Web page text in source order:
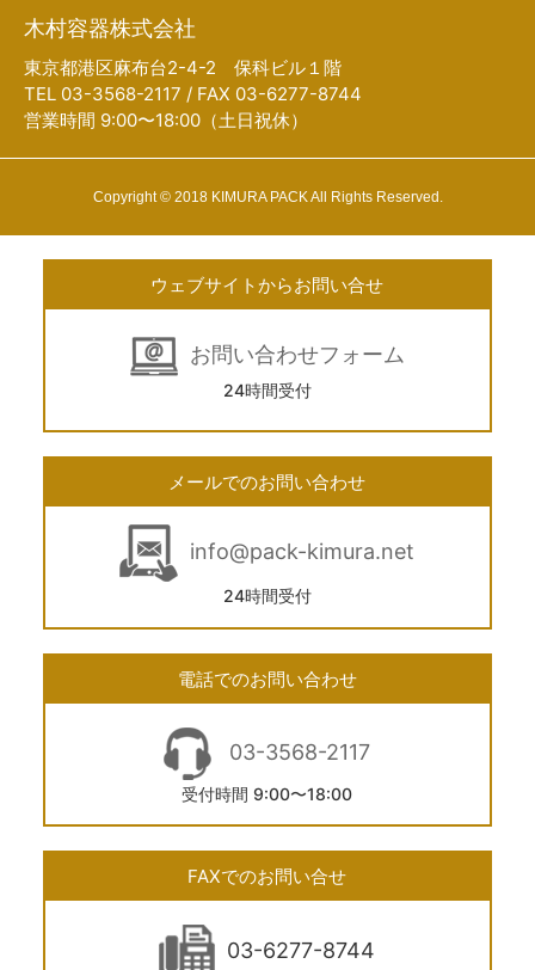
木村容器株式会社
東京都港区麻布台2-4-2 保科ビル１階
TEL 03-3568-2117 / FAX 03-6277-8744
営業時間 9:00〜18:00（土日祝休）
Copyright © 2018 KIMURA PACK All Rights Reserved.
ウェブサイトからお問い合せ
お問い合わせフォーム
24時間受付
メールでのお問い合わせ
info@pack-kimura.net
24時間受付
電話でのお問い合わせ
03-3568-2117
受付時間 9:00〜18:00
FAXでのお問い合せ
03-6277-8744